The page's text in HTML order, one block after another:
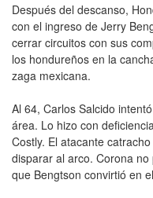
Después del descanso,
con el ingreso de Jerry
cerrar circuitos con sus
los hondureños en la
zaga mexicana.
Al 64, Carlos Salcido
área. Lo hizo con
Costly. El atacante
disparar al arco. Corona
que Bengtson convirtió en